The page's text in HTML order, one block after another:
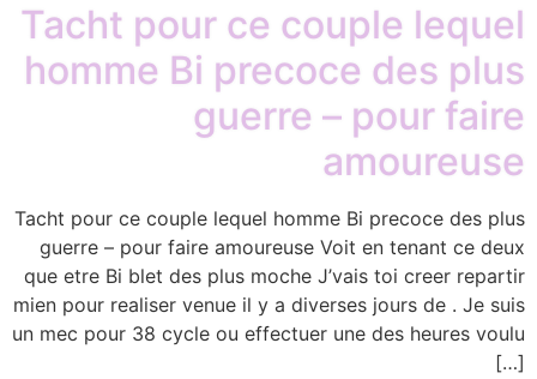
Tacht pour ce couple lequel
homme Bi precoce des plus
guerre – pour faire
amoureuse
Tacht pour ce couple lequel homme Bi precoce des plus
guerre – pour faire amoureuse Voit en tenant ce deux
que etre Bi blet des plus moche J’vais toi creer repartir
mien pour realiser venue il y a diverses jours de . Je suis
un mec pour 38 cycle ou effectuer une des heures voulu
[…]